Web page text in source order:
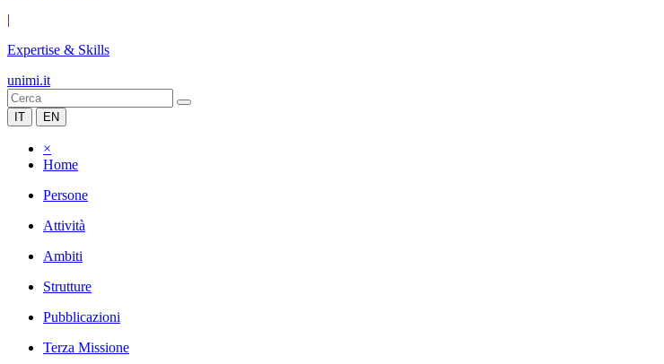
|
Expertise & Skills
unimi.it
IT EN
×
Home
Persone
Attività
Ambiti
Strutture
Pubblicazioni
Terza Missione